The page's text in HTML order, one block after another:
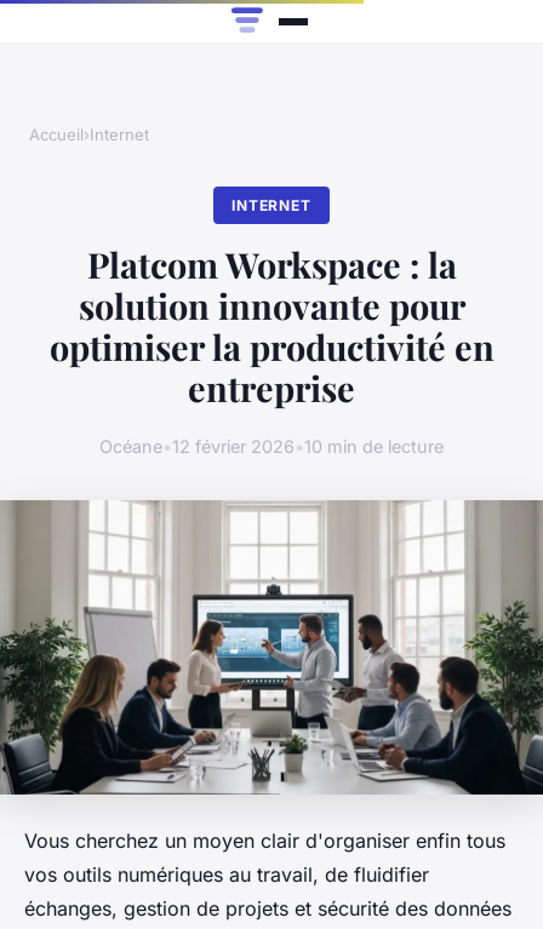
Accueil›Internet
INTERNET
Platcom Workspace : la
solution innovante pour
optimiser la productivité en
entreprise
Océane•12 février 2026•10 min de lecture
Vous cherchez un moyen clair d'organiser enfin tous
vos outils numériques au travail, de fluidifier
échanges, gestion de projets et sécurité des données